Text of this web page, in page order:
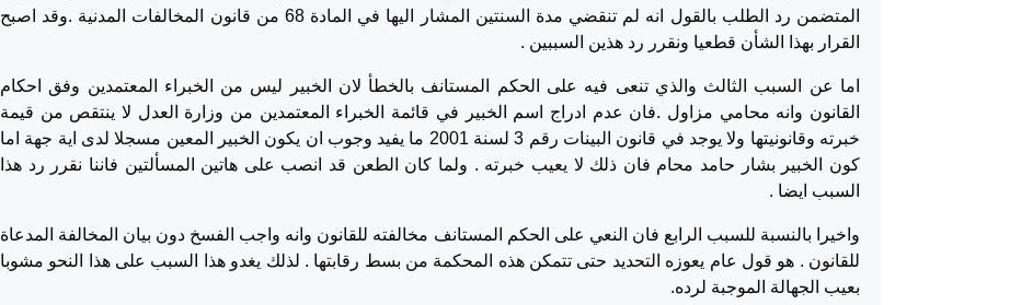
المتضمن رد الطلب بالقول انه لم تنقضي مدة السنتين المشار اليها في المادة 68 من قانون المخالفات المدنية .وقد اصبح
القرار بهذا الشأن قطعيا ونقرر رد هذين السببين .
اما عن السبب الثالث والذي تنعى فيه على الحكم المستانف بالخطأ لان الخبير ليس من الخبراء المعتمدين وفق احكام
القانون وانه محامي مزاول .فان عدم ادراج اسم الخبير في قائمة الخبراء المعتمدين من وزارة العدل لا ينتقص من قيمة
خبرته وقانونيتها ولا يوجد في قانون البينات رقم 3 لسنة 2001 ما يفيد وجوب ان يكون الخبير المعين مسجلا لدى اية جهة اما
كون الخبير بشار حامد محام فان ذلك لا يعيب خبرته . ولما كان الطعن قد انصب على هاتين المسألتين فاننا نقرر رد هذا
السبب ايضا .
واخيرا بالنسبة للسبب الرابع فان النعي على الحكم المستانف مخالفته للقانون وانه واجب الفسخ دون بيان المخالفة المدعاة
للقانون . هو قول عام يعوزه التحديد حتى تتمكن هذه المحكمة من بسط رقابتها . لذلك يغدو هذا السبب على هذا النحو مشوبا
بعيب الجهالة الموجبة لرده.